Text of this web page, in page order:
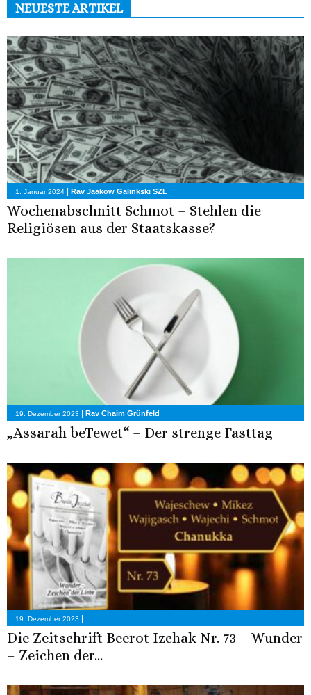
NEUESTE ARTIKEL
1. Januar 2024 Rav Jaakow Galinkski SZL
Wochenabschnitt Schmot – Stehlen die
Religiösen aus der Staatskasse?
19. Dezember 2023 Rav Chaim Grünfeld
„Assarah beTewet“ – Der strenge Fasttag
19. Dezember 2023 |
Die Zeitschrift Beerot Izchak Nr. 73 – Wunder
– Zeichen der...